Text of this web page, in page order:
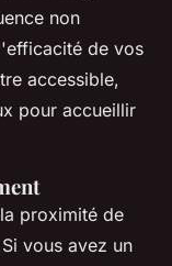
non
de vos
accessible,
pour accueillir
proximité de
vous avez un